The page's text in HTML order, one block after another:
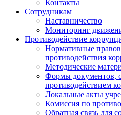
Контакты
Сотрудникам
Наставничество
Мониторинг
Противодействие
Нормативные
противодействия
Методические
Формы документов,
противодействием
Локальные акты
Комиссия по
Обратная связь для